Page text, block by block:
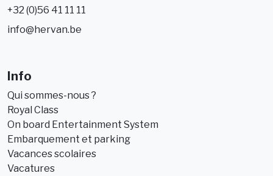
+32 (0)56 41 11 11
info@hervan.be
Info
Qui sommes-nous ?
Royal Class
On board Entertainment System
Embarquement et parking
Vacances scolaires
Vacatures